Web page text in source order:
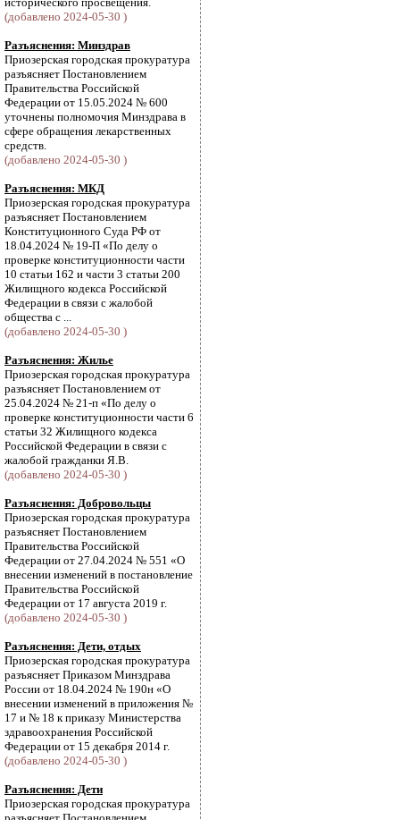
(добавлено 2024-05-30 )
Разъяснения: Минздрав
Приозерская городская прокуратура
разъясняет Постановлением
Правительства Российской
Федерации от 15.05.2024 № 600
уточнены полномочия Минздрава в
сфере обращения лекарственных
средств.
(добавлено 2024-05-30 )
Разъяснения: МКД
Приозерская городская прокуратура
разъясняет Постановлением
Конституционного Суда РФ от
18.04.2024 № 19-П «По делу о
проверке конституционности части
10 статьи 162 и части 3 статьи 200
Жилищного кодекса Российской
Федерации в связи с жалобой
общества с ...
(добавлено 2024-05-30 )
Разъяснения: Жилье
Приозерская городская прокуратура
разъясняет Постановлением от
25.04.2024 № 21-п «По делу о
проверке конституционности части 6
статьи 32 Жилищного кодекса
Российской Федерации в связи с
жалобой гражданки Я.В.
(добавлено 2024-05-30 )
Разъяснения: Добровольцы
Приозерская городская прокуратура
разъясняет Постановлением
Правительства Российской
Федерации от 27.04.2024 № 551 «О
внесении изменений в постановление
Правительства Российской
Федерации от 17 августа 2019 г.
(добавлено 2024-05-30 )
Разъяснения: Дети, отдых
Приозерская городская прокуратура
разъясняет Приказом Минздрава
России от 18.04.2024 № 190н «О
внесении изменений в приложения №
17 и № 18 к приказу Министерства
здравоохранения Российской
Федерации от 15 декабря 2014 г.
(добавлено 2024-05-30 )
Разъяснения: Дети
Приозерская городская прокуратура